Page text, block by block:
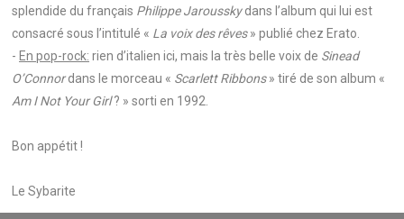
splendide du français Philippe Jarousskydans l’album qui lui est
consacré sous l’intitulé « La voix des rêves» publié chez Erato.
- En pop-rock: rien d’italien ici, mais la très belle voix de Sinead
O’Connordans le morceau « Scarlett Ribbons» tiré de son album «
Am I Not Your Girl? » sorti en 1992.
Bon appétit !
Le Sybarite